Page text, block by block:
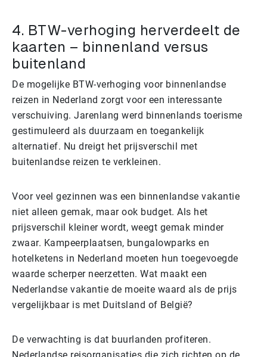
4. BTW-verhoging herverdeelt de
kaarten – binnenland versus
buitenland
De mogelijke BTW-verhoging voor binnenlandse
reizen in Nederland zorgt voor een interessante
verschuiving. Jarenlang werd binnenlands toerisme
gestimuleerd als duurzaam en toegankelijk
alternatief. Nu dreigt het prijsverschil met
buitenlandse reizen te verkleinen.
Voor veel gezinnen was een binnenlandse vakantie
niet alleen gemak, maar ook budget. Als het
prijsverschil kleiner wordt, weegt gemak minder
zwaar. Kampeerplaatsen, bungalowparks en
hotelketens in Nederland moeten hun toegevoegde
waarde scherper neerzetten. Wat maakt een
Nederlandse vakantie de moeite waard als de prijs
vergelijkbaar is met Duitsland of België?
De verwachting is dat buurlanden profiteren.
Nederlandse reisorganisaties die zich richten op de